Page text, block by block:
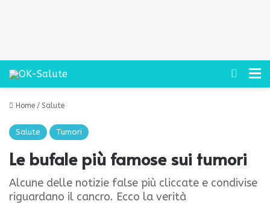
Cerca
Home / Salute
Salute Tumori
Le bufale più famose sui tumori
Alcune delle notizie false più cliccate e condivise
riguardano il cancro. Ecco la verità